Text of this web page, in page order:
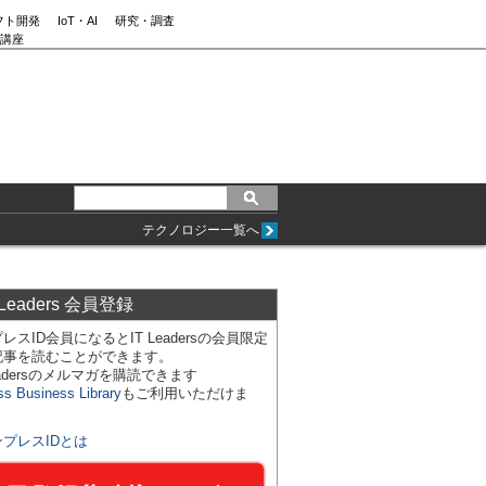
ト開発 IoT・AI
研究・調査
座
テクノロジー一覧へ
会員登録
スID会員になるとIT Leadersの会員限定
を読むことができます。
のメルマガを購読できます
Business Libraryもご利用いただけま
プレスIDとは